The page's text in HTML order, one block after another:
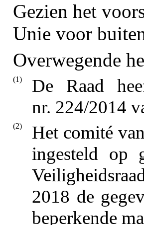
Gezien het
Unie voor
Overwegende
(1)
De Raad
nr. 224/2014
(2)
Het comité
ingesteld op
2018 de
beperkende